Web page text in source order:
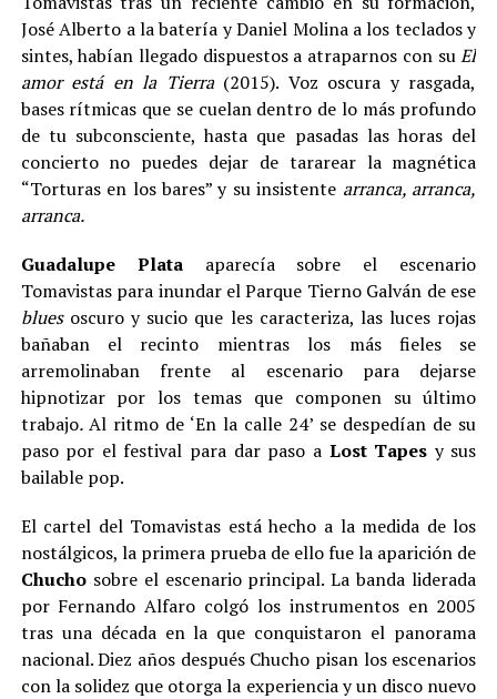
José Alberto a la batería y Daniel Molina a los teclados y
sintes, habían llegado dispuestos a atraparnos con suEl
amor está en la Tierra (2015). Voz oscura y rasgada,
bases rítmicas que se cuelan dentro de lo más profundo
de tu subconsciente, hasta que pasadas las horas del
concierto no puedes dejar de tararear la magnética
“Torturas en los bares” y su insistente arranca, arranca,
arranca.
Guadalupe Plataaparecía sobre el escenario
Tomavistas para inundar el Parque Tierno Galván de ese
blues oscuro y sucio que les caracteriza, las luces rojas
bañaban el recinto mientras los más fieles se
arremolinaban frente al escenario para dejarse
hipnotizar por los temas que componen su último
trabajo. Al ritmo de ‘En la calle 24’ se despedían de su
paso por el festival para dar paso a Lost Tapes y sus
bailable pop.
El cartel del Tomavistas está hecho a la medida de los
nostálgicos, la primera prueba de ello fue la aparición de
Chuchosobre el escenario principal. La banda liderada
por Fernando Alfaro colgó los instrumentos en 2005
tras una década en la que conquistaron el panorama
nacional. Diez años después Chucho pisan los escenarios
con la solidez que otorga la experiencia y un disco nuevo